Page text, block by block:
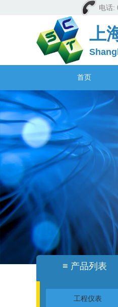
电
上
首页
≡ 产品列表
工程仪表